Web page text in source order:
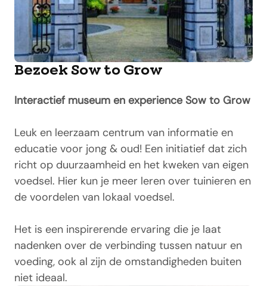
Bezoek Sow to Grow
Interactief museum en experience Sow to Grow
Leuk en leerzaam centrum van informatie en
educatie voor jong & oud! Een initiatief dat zich
richt op duurzaamheid en het kweken van eigen
voedsel. Hier kun je meer leren over tuinieren en
de voordelen van lokaal voedsel.
Het is een inspirerende ervaring die je laat
nadenken over de verbinding tussen natuur en
voeding, ook al zijn de omstandigheden buiten
niet ideaal.